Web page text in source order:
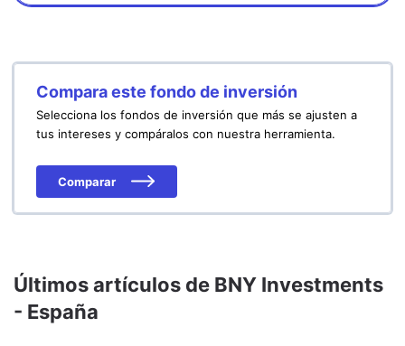
Compara este fondo de inversión
Selecciona los fondos de inversión que más se ajusten a
tus intereses y compáralos con nuestra herramienta.
Comparar
Últimos artículos de BNY Investments
- España